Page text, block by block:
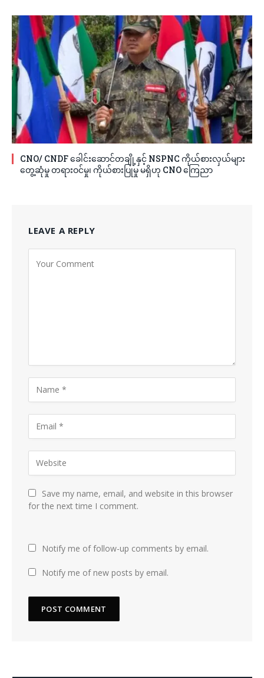
CNO/ CNDF ခေါင်းဆောင်တချို့နှင့် NSPNC ကိုယ်စားလှယ်များ
တွေ့ဆုံမှု တရားဝင်မှု၊ ကိုယ်စားပြုမှု မရှိဟု CNO ကြေညာ
LEAVE A REPLY
Save my name, email, and website in this browser
for the next time I comment.
Notify me of follow-up comments by email.
Notify me of new posts by email.